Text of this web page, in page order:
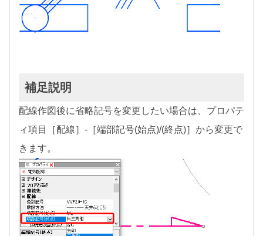
補足説明
配線作図後に省略記号を変更したい場合は、プロパテ
ィ項目［配線］-［端部記号(始点)/(終点)］から変更で
きます。